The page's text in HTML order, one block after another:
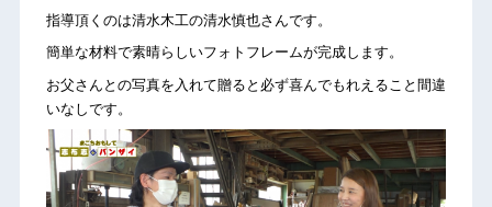
指導頂くのは清水木工の清水慎也さんです。
簡単な材料で素晴らしいフォトフレームが完成します。
お父さんとの写真を入れて贈ると必ず喜んでもれえること間違
いなしです。